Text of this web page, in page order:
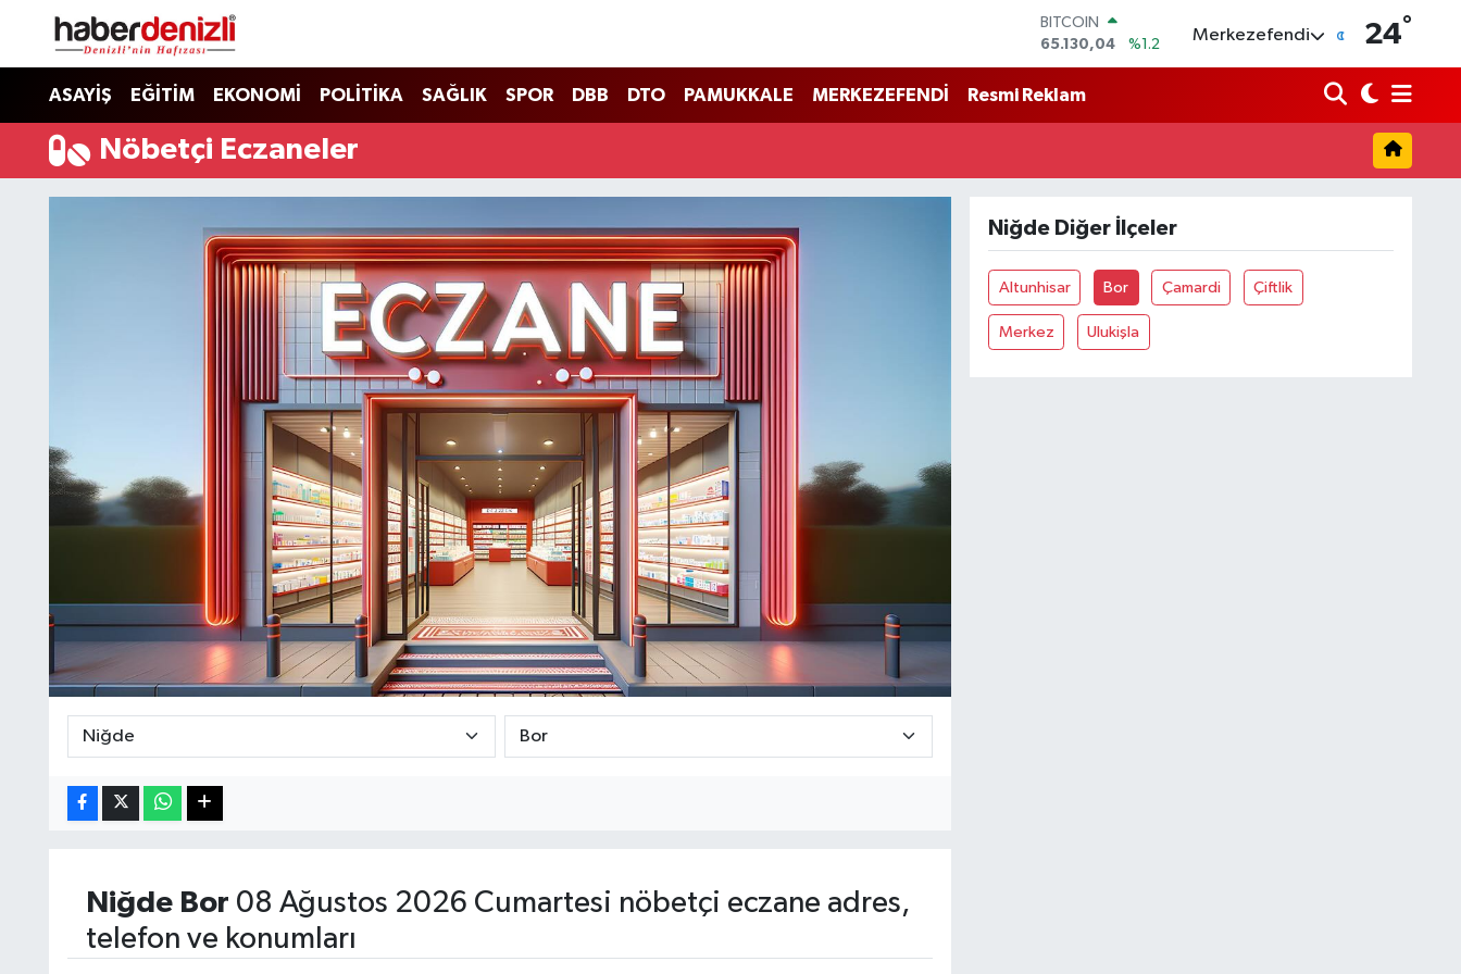
BITCOIN
65.130,04
%1.2
DOLAR
47,7436
64,4811
%0.38
6648.99
%2.59
BİST100
Merkezefendi 24°
ASAYİŞ EĞİTİM EKONOMİ POLİTİKA SAĞLIK SPOR DBB DTO PAMUKKALE MERKEZEFENDİ Resmi Reklam
Nöbetçi Eczaneler
Niğde Bor 08 Ağustos 2026 Cumartesi nöbetçi eczane adres,
telefon ve konumları
Niğde Diğer İlçeler
Altunhisar Bor Çamardi Çiftlik
Merkez Ulukişla
Denizli Nöbetçi Eczaneler
Denizli Hava Durumu
Denizli Trafik Yoğunluk Haritası
Puan Durumu ve Fikstür